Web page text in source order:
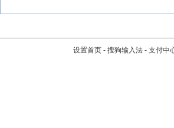
设置首页 - 搜狗输入法 - 支付中